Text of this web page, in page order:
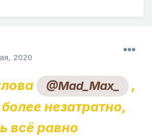
2020
@Mad_Max_
,
незатратно,
всё равно